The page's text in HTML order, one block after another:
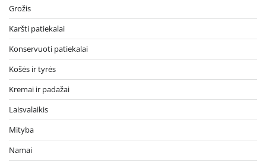
Grožis
Karšti patiekalai
Konservuoti patiekalai
Košės ir tyrės
Kremai ir padažai
Laisvalaikis
Mityba
Namai